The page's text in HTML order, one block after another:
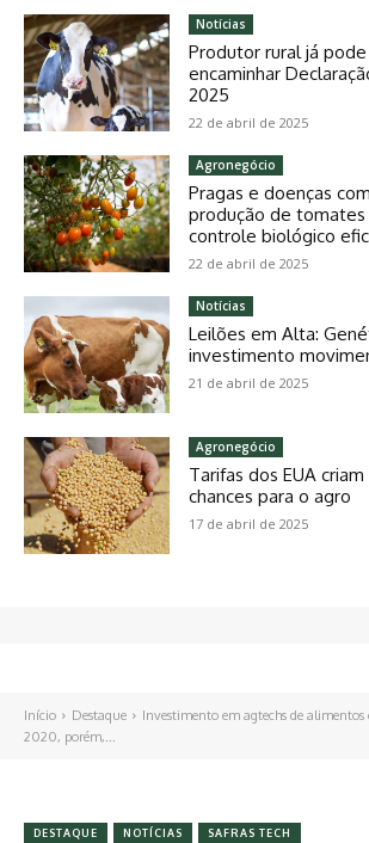
Notícias
Produtor rural já
encaminhar
2025
22 de abril de 2025
Agronegócio
Pragas e doenças
produção de
controle biológico
22 de abril de 2025
Notícias
Leilões em Alta:
investimento
21 de abril de 2025
Agronegócio
Tarifas dos EUA
chances para o agro
17 de abril de 2025